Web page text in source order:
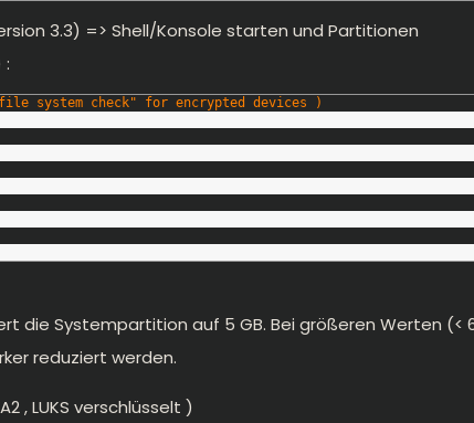
3.3) => Shell/Konsole starten und Partitionen
system check" for encrypted devices )
die Systempartition auf 5 GB. Bei größeren Werten (<
reduziert werden.
, LUKS verschlüsselt )